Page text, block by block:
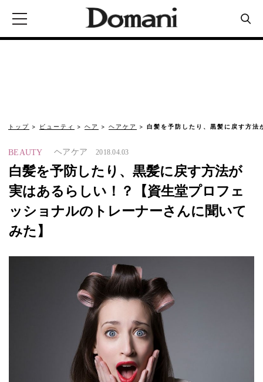
トップ ビューティ ヘア ヘアケア 白髪を予防したり、黒髪に戻す方
BEAUTY ヘアケア 2018.04.03
白髪を予防したり、黒髪に戻す方法が
実はあるらしい！？【資生堂プロフェ
ッショナルのトレーナーさんに聞いて
みた】